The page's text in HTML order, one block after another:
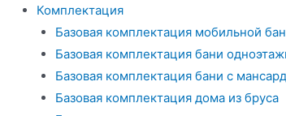
Комплектация
Базовая комплектация мобильной
Базовая комплектация бани
Базовая комплектация бани с
Базовая комплектация дома из бруса